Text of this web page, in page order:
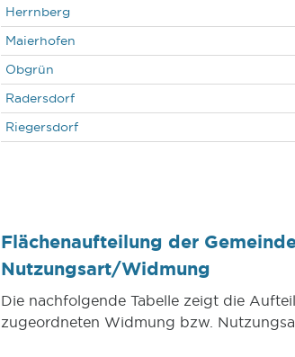
Herrnberg
Maierhofen
Obgrün
Radersdorf
Riegersdorf
Flächenaufteilung der
Nutzungsart/Widmung
Die nachfolgende Tabelle zeigt die
zugeordneten Widmung bzw.